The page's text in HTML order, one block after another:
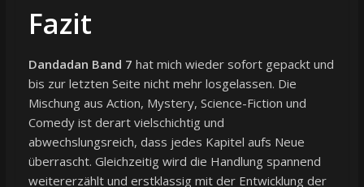
Fazit
Dandadan Band 7 hat mich wieder sofort gepackt und
bis zur letzten Seite nicht mehr losgelassen. Die
Mischung aus Action, Mystery, Science-Fiction und
Comedy ist derart vielschichtig und
abwechslungsreich, dass jedes Kapitel aufs Neue
überrascht. Gleichzeitig wird die Handlung spannend
weitererzählt und erstklassig mit der Entwicklung der